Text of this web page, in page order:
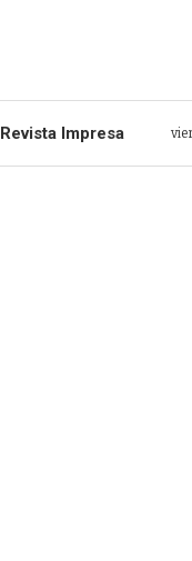
Revista Impresa